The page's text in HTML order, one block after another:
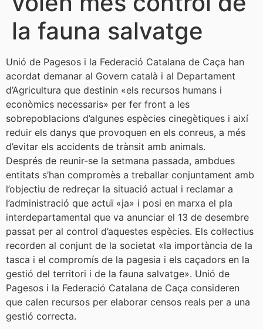
la fauna salvatge
Unió de Pagesos i la Federació Catalana de Caça han
acordat demanar al Govern català i al Departament
d’Agricultura que destinin «els recursos humans i
econòmics necessaris» per fer front a les
sobrepoblacions d’algunes espècies cinegètiques i així
reduir els danys que provoquen en els conreus, a més
d’evitar els accidents de trànsit amb animals.
Després de reunir-se la setmana passada, ambdues
entitats s’han compromès a treballar conjuntament amb
l’objectiu de redreçar la situació actual i reclamar a
l’administració que actuï «ja» i posi en marxa el pla
interdepartamental que va anunciar el 13 de desembre
passat per al control d’aquestes espècies. Els col·lectius
recorden al conjunt de la societat «la importància de la
tasca i el compromís de la pagesia i els caçadors en la
gestió del territori i de la fauna salvatge». Unió de
Pagesos i la Federació Catalana de Caça consideren
que calen recursos per elaborar censos reals per a una
gestió correcta.